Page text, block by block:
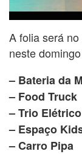
A folia será
neste
– Bateria da
– Food Truck
– Trio Elétrico
– Espaço
– Carro Pipa